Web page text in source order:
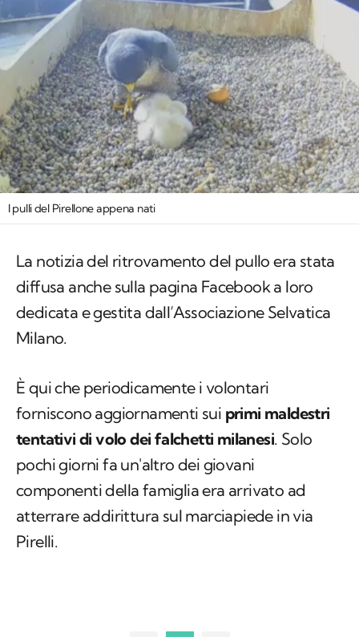
La notizia del ritrovamento del pullo era stata
diffusa anche sulla pagina Facebook a loro
dedicata e gestita dall’Associazione Selvatica
È qui che periodicamente i volontari
forniscono aggiornamenti suiprimi maldestri
tentativi di volo dei falchetti milanesi
pochi giorni fa un'altro dei giovani
componenti della famiglia era arrivato ad
atterrare addirittura sul marciapiede in via